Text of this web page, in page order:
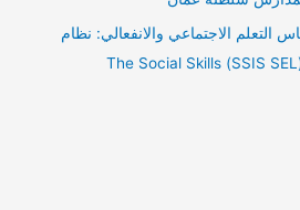
التعلم الاجتماعي والانفعالي: نظام
تطوير المهارات الاجتماعية (SSIS SEL) The Social Skills